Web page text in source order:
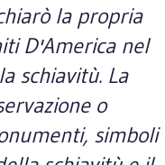
la propria
D'America nel
schiavitù. La
o
simboli